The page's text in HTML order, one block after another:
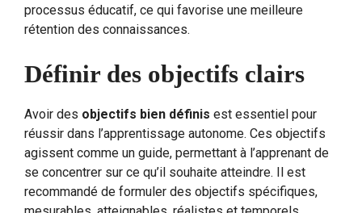
processus éducatif, ce qui favorise une meilleure
rétention des connaissances.
Définir des objectifs clairs
Avoir des objectifs bien définis est essentiel pour
réussir dans l’apprentissage autonome. Ces objectifs
agissent comme un guide, permettant à l’apprenant de
se concentrer sur ce qu’il souhaite atteindre. Il est
recommandé de formuler des objectifs spécifiques,